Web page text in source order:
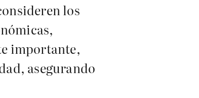
los
importante,
asegurando